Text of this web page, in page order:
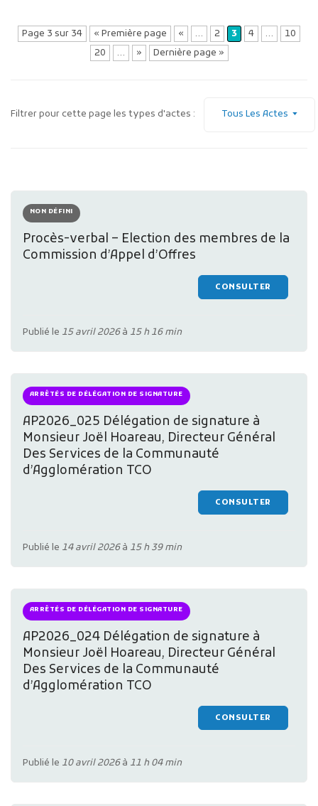
Publicité des actes
Page 3 sur 34 « Première page « … 2 3 4 …
10
20
… » Dernière page »
Filtrer pour cette page les types d'actes : Tous Les Actes
NON DÉFINI
Procès-verbal – Election des membres de la
Commission d’Appel d’Offres
CONSULTER
Publié le 15 avril 2026à 15 h 16 min
ARRÊTÉS DE DÉLÉGATION DE SIGNATURE
AP2026_025 Délégation de signature à
Monsieur Joël Hoareau, Directeur Général
Des Services de la Communauté
d’Agglomération TCO
CONSULTER
Publié le 14 avril 2026à 15 h 39 min
ARRÊTÉS DE DÉLÉGATION DE SIGNATURE
AP2026_024 Délégation de signature à
Monsieur Joël Hoareau, Directeur Général
Des Services de la Communauté
d’Agglomération TCO
CONSULTER
Publié le 10 avril 2026à 11 h 04 min